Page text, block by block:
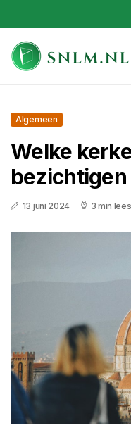
Algemeen
Welke
bezichtigen
13 juni 2024 3 min